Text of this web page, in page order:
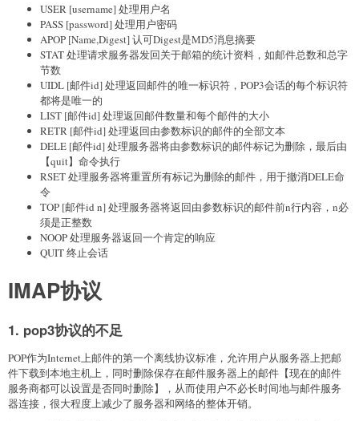
USER [username] 处理用户名
PASS [password] 处理用户密码
APOP [Name,Digest] 认可Digest是MD5消息摘要
STAT 处理请求服务器发回关于邮箱的统计资料，如邮件总数和总字
节数
UIDL [邮件id] 处理返回邮件的唯一标识符，POP3会话的每个标识符
都将是唯一的
LIST [邮件id] 处理返回邮件数量和每个邮件的大小
RETR [邮件id] 处理返回由参数标识的邮件的全部文本
DELE [邮件id] 处理服务器将由参数标识的邮件标记为删除，最后由
【quit】命令执行
RSET 处理服务器将重置所有标记为删除的邮件，用于撤消DELE命
令
TOP [邮件id n] 处理服务器将返回由参数标识的邮件前n行内容，n必
须是正整数
NOOP 处理服务器返回一个肯定的响应
QUIT 终止会话
IMAP协议
1. pop3协议的不足
POP作为Internet上邮件的第一个离线协议标准，允许用户从服务器上把邮
件下载到本地主机上，同时删除保存在邮件服务器上的邮件【现在的邮件
服务商都可以设置是否同时删除】，从而使用户不必长时间地与邮件服务
器连接，很大程度上减少了服务器和网络的整体开销。